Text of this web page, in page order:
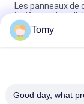
Les panneaux de
ignifugent la
Panneau de
panneau perforé
Panneaux
Tomy
Good day, what